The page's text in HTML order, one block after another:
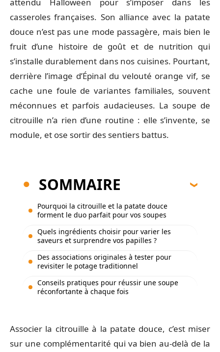
casseroles françaises. Son alliance avec la patate
douce n’est pas une mode passagère, mais bien le
fruit d’une histoire de goût et de nutrition qui
s’installe durablement dans nos cuisines. Pourtant,
derrière l’image d’Épinal du velouté orange vif, se
cache une foule de variantes familiales, souvent
méconnues et parfois audacieuses. La soupe de
citrouille n’a rien d’une routine : elle s’invente, se
module, et ose sortir des sentiers battus.
SOMMAIRE
Pourquoi la citrouille et la patate douce
forment le duo parfait pour vos soupes
Quels ingrédients choisir pour varier les
saveurs et surprendre vos papilles ?
Des associations originales à tester pour
revisiter le potage traditionnel
Conseils pratiques pour réussir une soupe
réconfortante à chaque fois
Associer la citrouille à la patate douce, c’est miser
sur une complémentarité qui va bien au-delà de la